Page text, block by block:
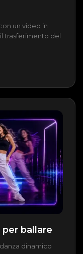
un video in
trasferimento del
ballare
dinamico